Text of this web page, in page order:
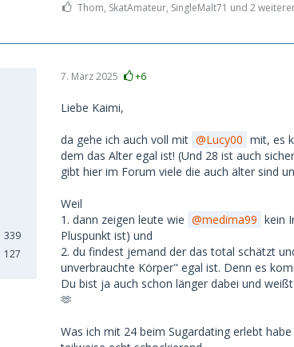
Thom, SkatAmateur, SingleMalt71 und 2
339
127
7. März 2025 +6
Liebe Kaimi,
da gehe ich auch voll mit Lucy00 mit, es
dem das Alter egal ist! (Und 28 ist auch
gibt hier im Forum viele die auch älter sind
Weil
1. dann zeigen leute wie
medima99 kein
Pluspunkt ist) und
2. du findest jemand der das total schätzt
unverbrauchte Körper" egal ist. Denn es
Du bist ja auch schon länger dabei und
🫶
Was ich mit 24 beim Sugardating erlebt